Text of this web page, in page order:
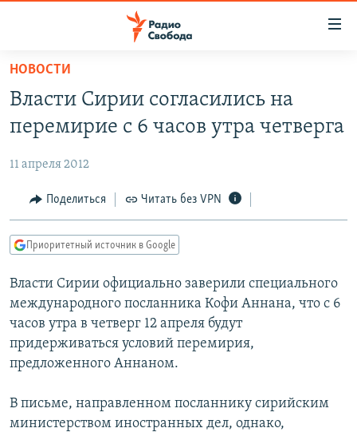
упрощенного
доступа
основному
Вернутся
главной
навигации
Вернутся
поиску
АВТОРСКИЕ ПРОЕКТЫ
ЦИТАТЫ СВОБОДЫ
МНЕНИЯ
IDEL.РЕАЛИИ
КАВКАЗ.РЕАЛИИ
СЕВЕР.РЕАЛИИ
СИБИРЬ.РЕАЛИИ
РАСПИСАНИЕ ВЕЩАНИЯ
ПОДПИШИТЕСЬ НА РАССЫЛКУ
НОВОСТИ
Власти Сирии согласились на
перемирие с 6 часов утра четверга
11 апреля 2012
Поделиться Читать без VPN
Приоритетный источник в Google
Власти Сирии официально заверили специального
международного посланника Кофи Аннана, что с 6
часов утра в четверг 12 апреля будут
придерживаться условий перемирия,
предложенного Аннаном.
В письме, направленном посланнику сирийским
министерством иностранных дел, однако,